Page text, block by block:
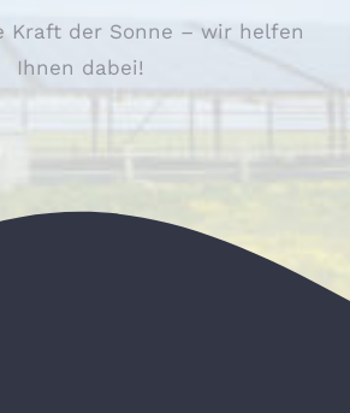
Kraft der Sonne – wir helfen
Ihnen dabei!